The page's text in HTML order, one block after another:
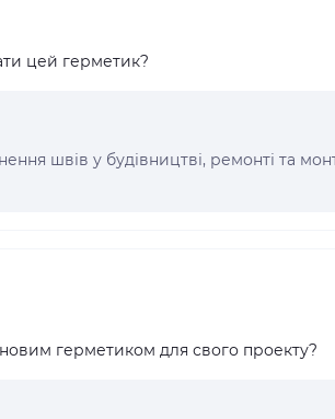
цей герметик?
швів у будівництві, ремонті та
герметиком для свого проекту?